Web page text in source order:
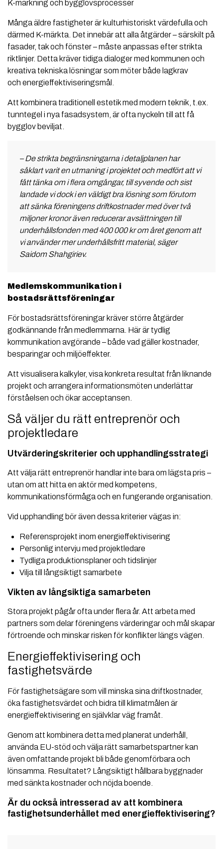
K-märkning och bygglovsprocesser
Många äldre fastigheter är kulturhistoriskt värdefulla och
därmed K-märkta. Det innebär att alla åtgärder – särskilt på
fasader, tak och fönster – måste anpassas efter strikta
riktlinjer. Detta kräver tidiga dialoger med kommunen och
kreativa tekniska lösningar som möter både lagkrav
och energieffektiviseringsmål.
Att kombinera traditionell estetik med modern teknik, t.ex.
tunntegel i nya fasadsystem, är ofta nyckeln till att få
bygglov beviljat.
– De strikta begränsningarna i detaljplanen har
såklart varit en utmaning i projektet och medfört att vi
fått tänka om i flera omgångar, till syvende och sist
landade vi dock i en väldigt bra lösning som förutom
att sänka föreningens driftkostnader med över två
miljoner kronor även reducerar avsättningen till
underhållsfonden med 400 000 kr om året genom att
vi använder mer underhållsfritt material, säger
Saidom Shahgiriev.
Medlemskommunikation i
bostadsrättsföreningar
För bostadsrättsföreningar kräver större åtgärder
godkännande från medlemmarna. Här är tydlig
kommunikation avgörande – både vad gäller kostnader,
besparingar och miljöeffekter.
Att visualisera kalkyler, visa konkreta resultat från liknande
projekt och arrangera informationsmöten underlättar
förståelsen och ökar acceptansen.
Så väljer du rätt entreprenör och
projektledare
Utvärderingskriterier och upphandlingsstrategi
Att välja rätt entreprenör handlar inte bara om lägsta pris –
utan om att hitta en aktör med kompetens,
kommunikationsförmåga och en fungerande organisation.
Vid upphandling bör även dessa kriterier vägas in:
Referensprojekt inom energieffektivisering
Personlig intervju med projektledare
Tydliga produktionsplaner och tidslinjer
Vilja till långsiktigt samarbete
Vikten av långsiktiga samarbeten
Stora projekt pågår ofta under flera år. Att arbeta med
partners som delar föreningens värderingar och mål skapar
förtroende och minskar risken för konflikter längs vägen.
Energieffektivisering och
fastighetsvärde
För fastighetsägare som vill minska sina driftkostnader,
öka fastighetsvärdet och bidra till klimatmålen är
energieffektivisering en självklar väg framåt.
Genom att kombinera detta med planerat underhåll,
använda EU-stöd och välja rätt samarbetspartner kan
även omfattande projekt bli både genomförbara och
lönsamma. Resultatet? Långsiktigt hållbara byggnader
med sänkta kostnader och nöjda boende.
Är du också intresserad av att kombinera
fastighetsunderhållet med energieffektivisering?